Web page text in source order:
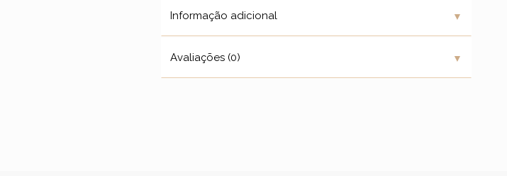
Informação adicional ▼
Avaliações (0) ▼